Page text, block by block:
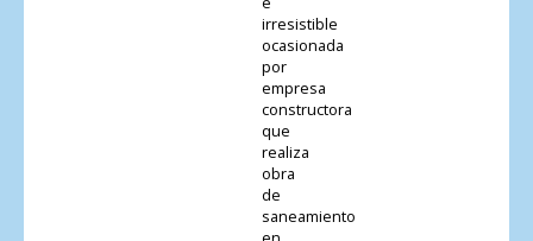
irresistible
ocasionada
por
empresa
constructora
que
realiza
obra
de
saneamiento